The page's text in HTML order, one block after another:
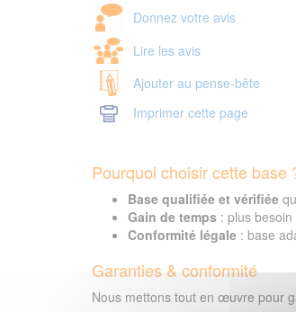
Donnez votre avis
Lire les avis
Ajouter au pense-bête
Imprimer cette page
Pourquoi choisir cette base
Base qualifiée et vérifiée
Gain de temps : plus
Conformité légale : base
Garanties & conformité
Nous mettons tout en œuvre pour